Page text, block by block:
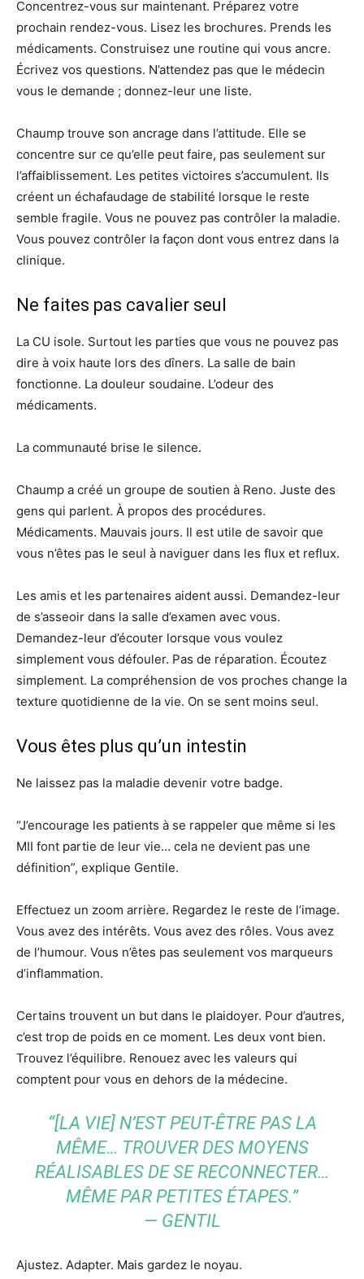
Concentrez-vous sur maintenant. Préparez votre
prochain rendez-vous. Lisez les brochures. Prends les
médicaments. Construisez une routine qui vous ancre.
Écrivez vos questions. N’attendez pas que le médecin
vous le demande ; donnez-leur une liste.
Chaump trouve son ancrage dans l’attitude. Elle se
concentre sur ce qu’elle peut faire, pas seulement sur
l’affaiblissement. Les petites victoires s’accumulent. Ils
créent un échafaudage de stabilité lorsque le reste
semble fragile. Vous ne pouvez pas contrôler la maladie.
Vous pouvez contrôler la façon dont vous entrez dans la
clinique.
Ne faites pas cavalier seul
La CU isole. Surtout les parties que vous ne pouvez pas
dire à voix haute lors des dîners. La salle de bain
fonctionne. La douleur soudaine. L’odeur des
médicaments.
La communauté brise le silence.
Chaump a créé un groupe de soutien à Reno. Juste des
gens qui parlent. À propos des procédures.
Médicaments. Mauvais jours. Il est utile de savoir que
vous n’êtes pas le seul à naviguer dans les flux et reflux.
Les amis et les partenaires aident aussi. Demandez-leur
de s’asseoir dans la salle d’examen avec vous.
Demandez-leur d’écouter lorsque vous voulez
simplement vous défouler. Pas de réparation. Écoutez
simplement. La compréhension de vos proches change la
texture quotidienne de la vie. On se sent moins seul.
Vous êtes plus qu’un intestin
Ne laissez pas la maladie devenir votre badge.
“J’encourage les patients à se rappeler que même si les
MII font partie de leur vie… cela ne devient pas une
définition”, explique Gentile.
Effectuez un zoom arrière. Regardez le reste de l’image.
Vous avez des intérêts. Vous avez des rôles. Vous avez
de l’humour. Vous n’êtes pas seulement vos marqueurs
d’inflammation.
Certains trouvent un but dans le plaidoyer. Pour d’autres,
c’est trop de poids en ce moment. Les deux vont bien.
Trouvez l’équilibre. Renouez avec les valeurs qui
comptent pour vous en dehors de la médecine.
“[LA VIE] N’EST PEUT-ÊTRE PAS LA
MÊME… TROUVER DES MOYENS
RÉALISABLES DE SE RECONNECTER…
MÊME PAR PETITES ÉTAPES.”
— GENTIL
Ajustez. Adapter. Mais gardez le noyau.